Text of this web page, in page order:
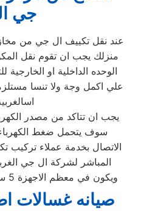
جي
عند نقل تكييف ال جي من
منزلك يجب ان تقوم نقل
الوحده الداخلية او
علي اكمل وجة ولا تنسا
يجب ان تتاكد من مصدر
سوف يتحمل ضغط الكهرباء
الاتصال بخدمة عملاء
المباشر لشركة ال جي
ويكون في معظم الاجهزة 5 سنوات كاملة علي جميع الاجزاء
صيانه غسالات